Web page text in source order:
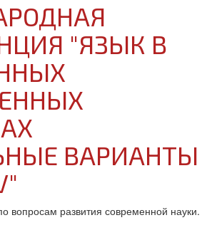
"ЯЗЫК В
ВАРИАНТЫ
вопросам развития современной науки.